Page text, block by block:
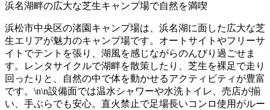
浜名湖畔の広大な芝生キャンプ場で自然を満喫
浜松市中央区の渚園キャンプ場は、浜名湖に面した広大な芝
生エリアが魅力のキャンプ場です。オートサイトやフリーサ
イトでテントを張り、湖風を感じながらのんびり過ごせま
す。レンタサイクルで湖畔を散策したり、芝生を裸足で走り
回ったりと、自然の中で体を動かせるアクティビティが豊富
です。\n\n設備面では温水シャワーや水洗トイレ、売店が揃
い、手ぶらでも安心。直火禁止で足場長いコンロ使用がルー